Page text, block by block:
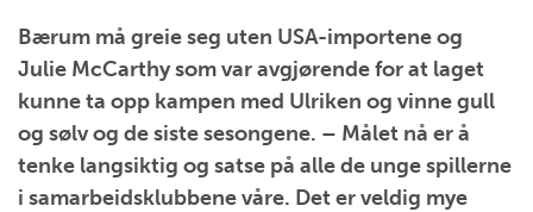
Bærum må greie seg uten USA-importene og
Julie McCarthy som var avgjørende for at laget
kunne ta opp kampen med Ulriken og vinne gull
og sølv og de siste sesongene. – Målet nå er å
tenke langsiktig og satse på alle de unge spillerne
i samarbeidsklubbene våre. Det er veldig mye